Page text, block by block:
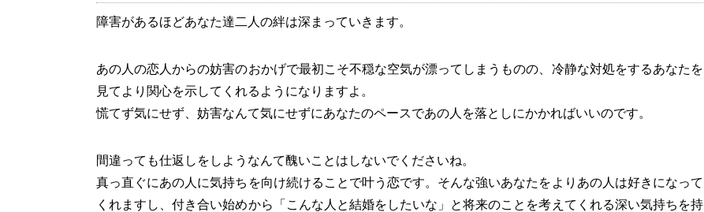
障害があるほどあなた達二人の絆は深まっていきます。
あの人の恋人からの妨害のおかげで最初こそ不穏な空気が漂ってしまうものの、冷静な対処をするあなたを
見てより関心を示してくれるようになりますよ。
慌てず気にせず、妨害なんて気にせずにあなたのペースであの人を落としにかかればいいのです。
間違っても仕返しをしようなんて醜いことはしないでくださいね。
真っ直ぐにあの人に気持ちを向け続けることで叶う恋です。そんな強いあなたをよりあの人は好きになって
くれますし、付き合い始めから「こんな人と結婚をしたいな」と将来のことを考えてくれる深い気持ちを持